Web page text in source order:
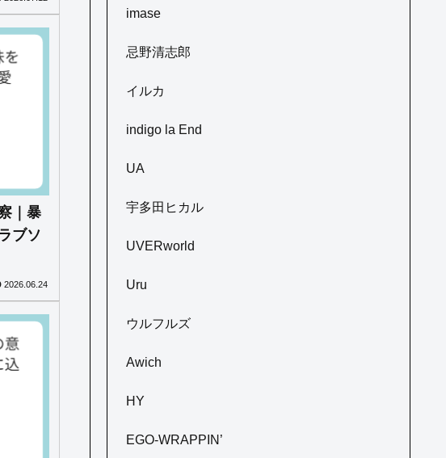
｜暴
ブソ
2026.06.24
imase
忌野清志郎
イルカ
indigo la End
UA
宇多田ヒカル
UVERworld
Uru
ウルフルズ
Awich
HY
EGO-WRAPPIN’